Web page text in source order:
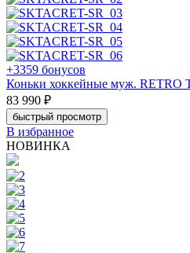
+3359 бонусов
Коньки хоккейные муж. RETRO
83 990 ₽
быстрый просмотр
В избранное
НОВИНКА